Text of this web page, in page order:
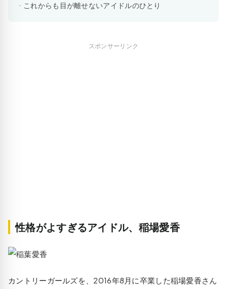
これからも目が離せないアイドルのひとり
スポンサーリンク
性格がよすぎるアイドル、稲場愛香
カントリーガールズを、2016年8月に卒業した稲場愛香さん